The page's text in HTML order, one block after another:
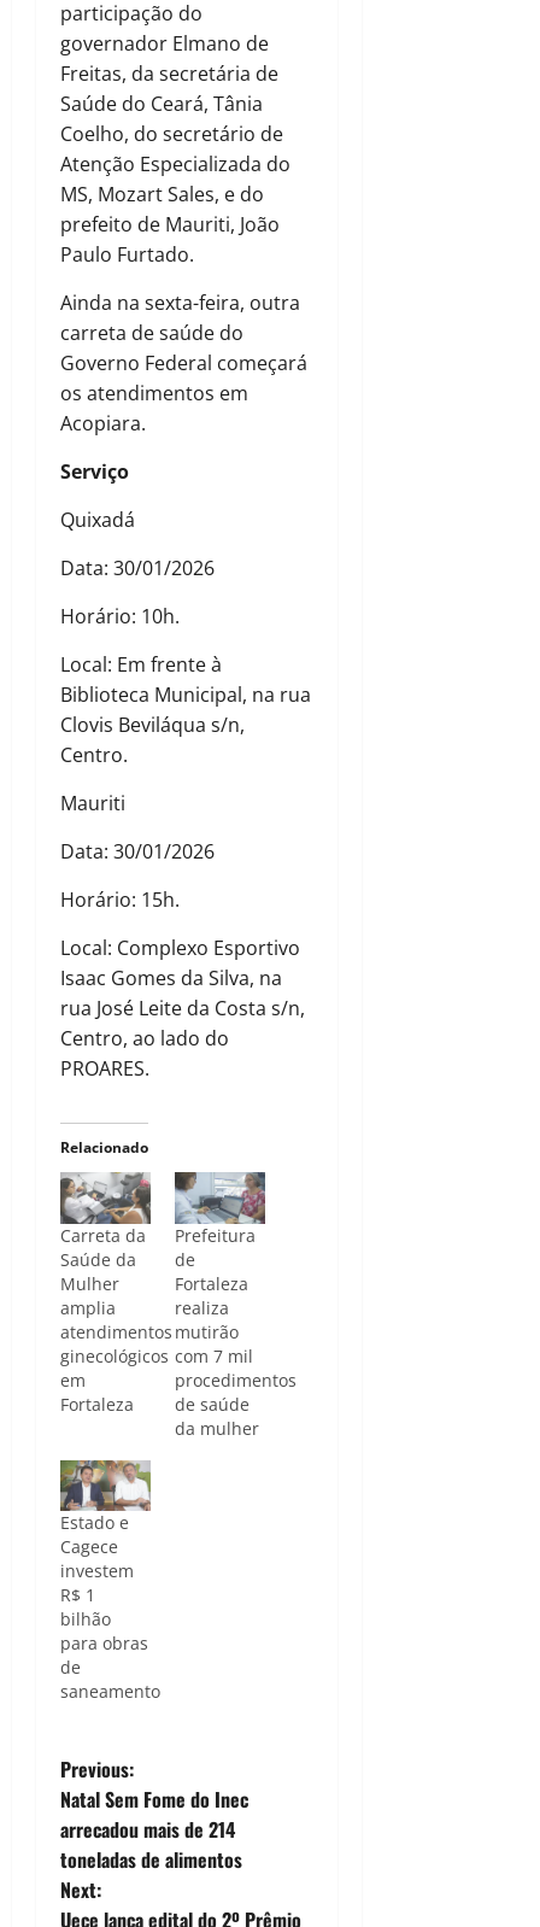
participação do
governador Elmano de
Freitas, da secretária de
Saúde do Ceará, Tânia
Coelho, do secretário de
Atenção Especializada do
MS, Mozart Sales, e do
prefeito de Mauriti, João
Paulo Furtado.
Ainda na sexta-feira, outra
carreta de saúde do
Governo Federal começará
os atendimentos em
Acopiara.
Serviço
Quixadá
Data: 30/01/2026
Horário: 10h.
Local: Em frente à
Biblioteca Municipal, na rua
Clovis Beviláqua s/n,
Centro.
Mauriti
Data: 30/01/2026
Horário: 15h.
Local: Complexo Esportivo
Isaac Gomes da Silva, na
rua José Leite da Costa s/n,
Centro, ao lado do
PROARES.
Relacionado
Carreta da
Saúde da
Mulher
amplia
atendimentos
ginecológicos
em
Fortaleza
Prefeitura
de
Fortaleza
realiza
mutirão
com 7 mil
procedimentos
de saúde
da mulher
Estado e
Cagece
investem
R$ 1
bilhão
para obras
de
saneamento
P
o
s
Previous:
Natal Sem Fome do Inec
arrecadou mais de 214
toneladas de alimentos
Next:
Uece lança edital do 2º Prêmio